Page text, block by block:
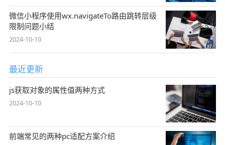
微信小程序使用wx.navigateTo路由跳转层级
限制问题小结
2024-10-10
最近更新
js获取对象的属性值两种方式
2024-10-10
前端常见的两种pc适配方案介绍